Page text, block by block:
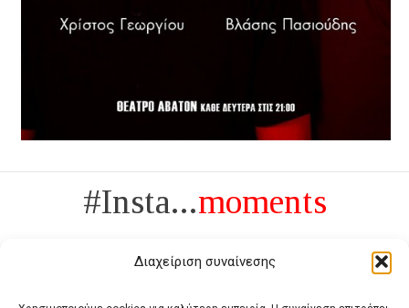
Διαχείριση συναίνεσης
#Insta...moments